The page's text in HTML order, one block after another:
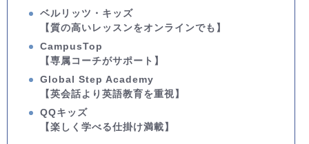
ベルリッツ・キッズ
【質の高いレッスンをオンラインでも】
CampusTop
【専属コーチがサポート】
Global Step Academy
【英会話より英語教育を重視】
QQキッズ
【楽しく学べる仕掛け満載】